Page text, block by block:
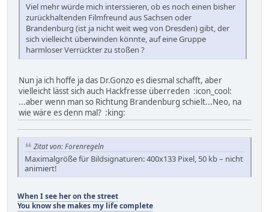
Viel mehr würde mich interssieren, ob es noch einen bisher
zurückhaltenden Filmfreund aus Sachsen oder
Brandenburg (ist ja nicht weit weg von Dresden) gibt, der
sich vielleicht überwinden könnte, auf eine Gruppe
harmloser Verrückter zu stoßen ?
Nun ja ich hoffe ja das Dr.Gonzo es diesmal schafft, aber
vielleicht lässt sich auch Hackfresse überreden :icon_cool:
...aber wenn man so Richtung Brandenburg schielt...Neo, na
wie wäre es denn mal? :king:
Zitat von: Forenregeln
Maximalgröße für Bildsignaturen: 400x133 Pixel, 50 kb – nicht
animiert!
When I see her on the street
You know she makes my life complete